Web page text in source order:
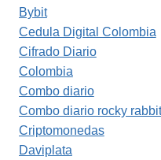
Bybit
Cedula Digital Colombia
Cifrado Diario
Colombia
Combo diario
Combo diario rocky rabbit
Criptomonedas
Daviplata